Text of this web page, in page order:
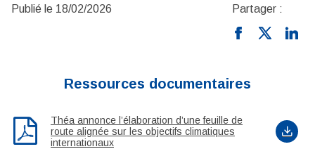
Publié le 18/02/2026 Partager :
Ressources documentaires
Théa annonce l’élaboration d’une feuille de
route alignée sur les objectifs climatiques
internationaux